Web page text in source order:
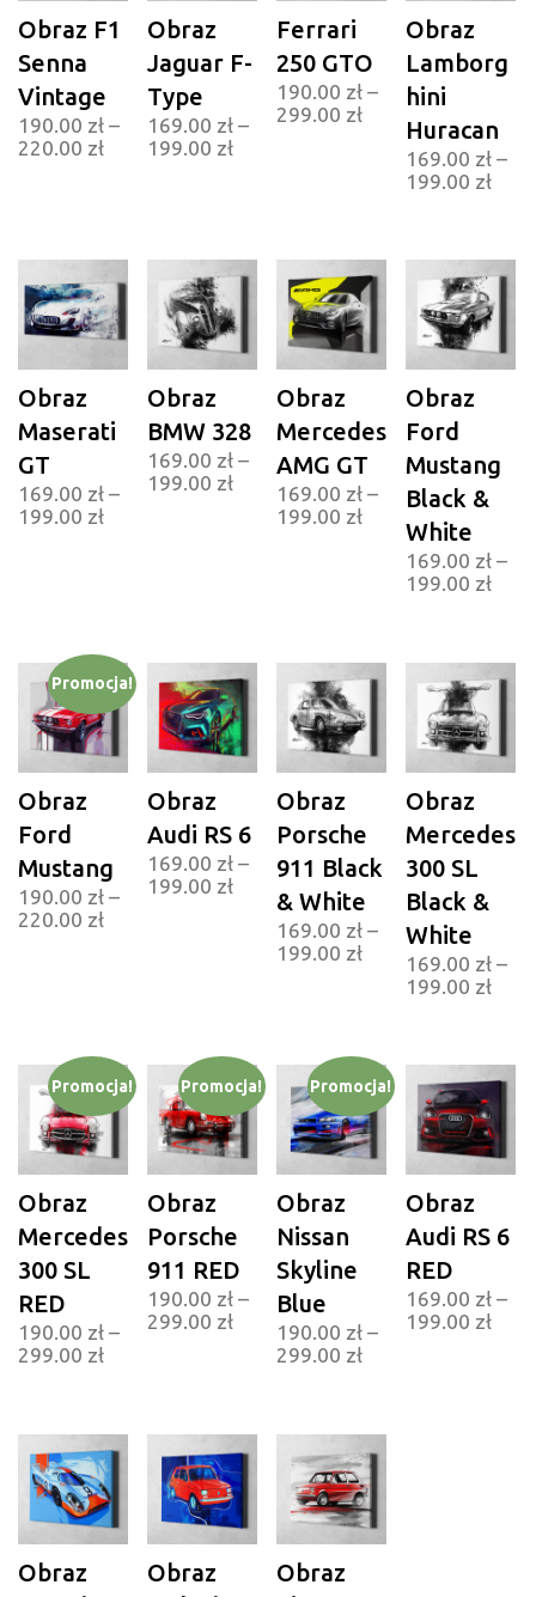
Obraz F1
Senna
Vintage
190.00 zł –
220.00 zł
Obraz
Jaguar F-
Type
169.00 zł –
199.00 zł
Ferrari
250 GTO
190.00 zł –
299.00 zł
Obraz
Lamborg
hini
Huracan
169.00 zł –
199.00 zł
Obraz
Maserati
GT
169.00 zł –
199.00 zł
Obraz
BMW 328
169.00 zł –
199.00 zł
Obraz
Mercedes
AMG GT
169.00 zł –
199.00 zł
Obraz
Ford
Mustang
Black &
White
169.00 zł –
199.00 zł
Promocja!
Obraz
Ford
Mustang
190.00 zł –
220.00 zł
Obraz
Audi RS 6
169.00 zł –
199.00 zł
Obraz
Porsche
911 Black
& White
169.00 zł –
199.00 zł
Obraz
Mercedes
300 SL
Black &
White
169.00 zł –
199.00 zł
Promocja!
Obraz
Mercedes
300 SL
RED
190.00 zł –
299.00 zł
Promocja!
Obraz
Porsche
911 RED
190.00 zł –
299.00 zł
Promocja!
Obraz
Nissan
Skyline
Blue
190.00 zł –
299.00 zł
Obraz
Audi RS 6
RED
169.00 zł –
199.00 zł
Obraz
Obraz
Obraz